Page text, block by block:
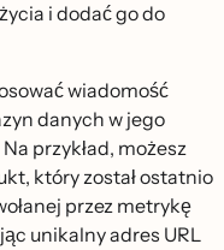
i dodać go do
wiadomość
danych w jego
przykład, możesz
który został ostatnio
przez metrykę
unikalny adres URL